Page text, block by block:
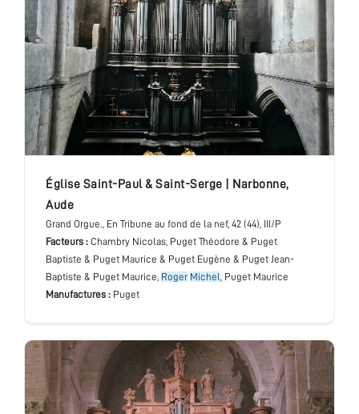
église Saint-Paul & Saint-Serge Narbonne,
Aude
Grand Orgue., En Tribune au fond de la nef, 42 (44), III/P
Facteurs : Chambry Nicolas, Puget Théodore & Puget
Baptiste & Puget Maurice & Puget Eugène & Puget Jean-
Baptiste & Puget Maurice, Roger Michel , Puget Maurice
Manufactures : Puget